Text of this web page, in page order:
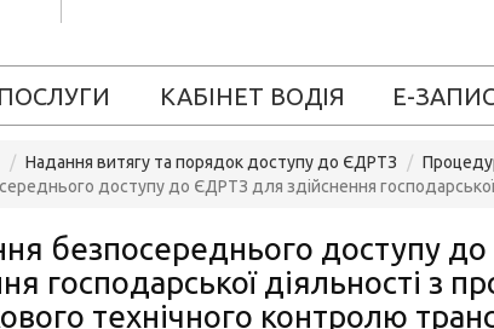
ПОСЛУГИ КАБІНЕТ ВОДІЯ Е-
Надання витягу та порядок доступу до ЄДРТЗ
доступу до ЄДРТЗ для здійснення
безпосереднього доступу
господарської діяльності з
технічного контролю